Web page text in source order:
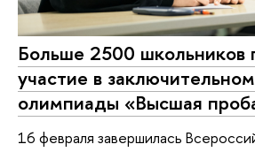
Больше 2500 школьников
участие в
олимпиады «Высшая
16 февраля завершилась